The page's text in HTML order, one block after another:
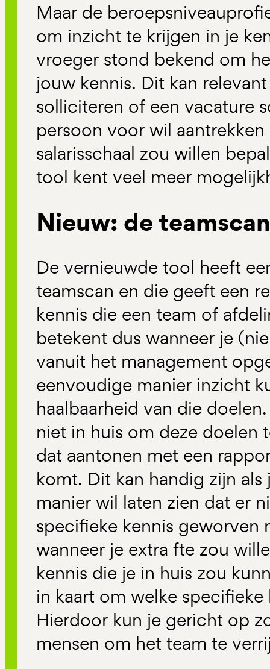
Maar de
om inzicht te krijgen in je
vroeger stond bekend om
jouw kennis. Dit kan
solliciteren of een vacature
persoon voor wil aantrekken
salarisschaal zou willen
tool kent veel meer
Nieuw: de teamscan
De vernieuwde tool heeft
teamscan en die geeft een
kennis die een team of
betekent dus wanneer je
vanuit het management
eenvoudige manier inzicht
haalbaarheid van die
niet in huis om deze doelen
dat aantonen met een
komt. Dit kan handig zijn
manier wil laten zien dat er
specifieke kennis geworven
wanneer je extra fte zou
kennis die je in huis zou
in kaart om welke specifieke
Hierdoor kun je gericht op
mensen om het team te